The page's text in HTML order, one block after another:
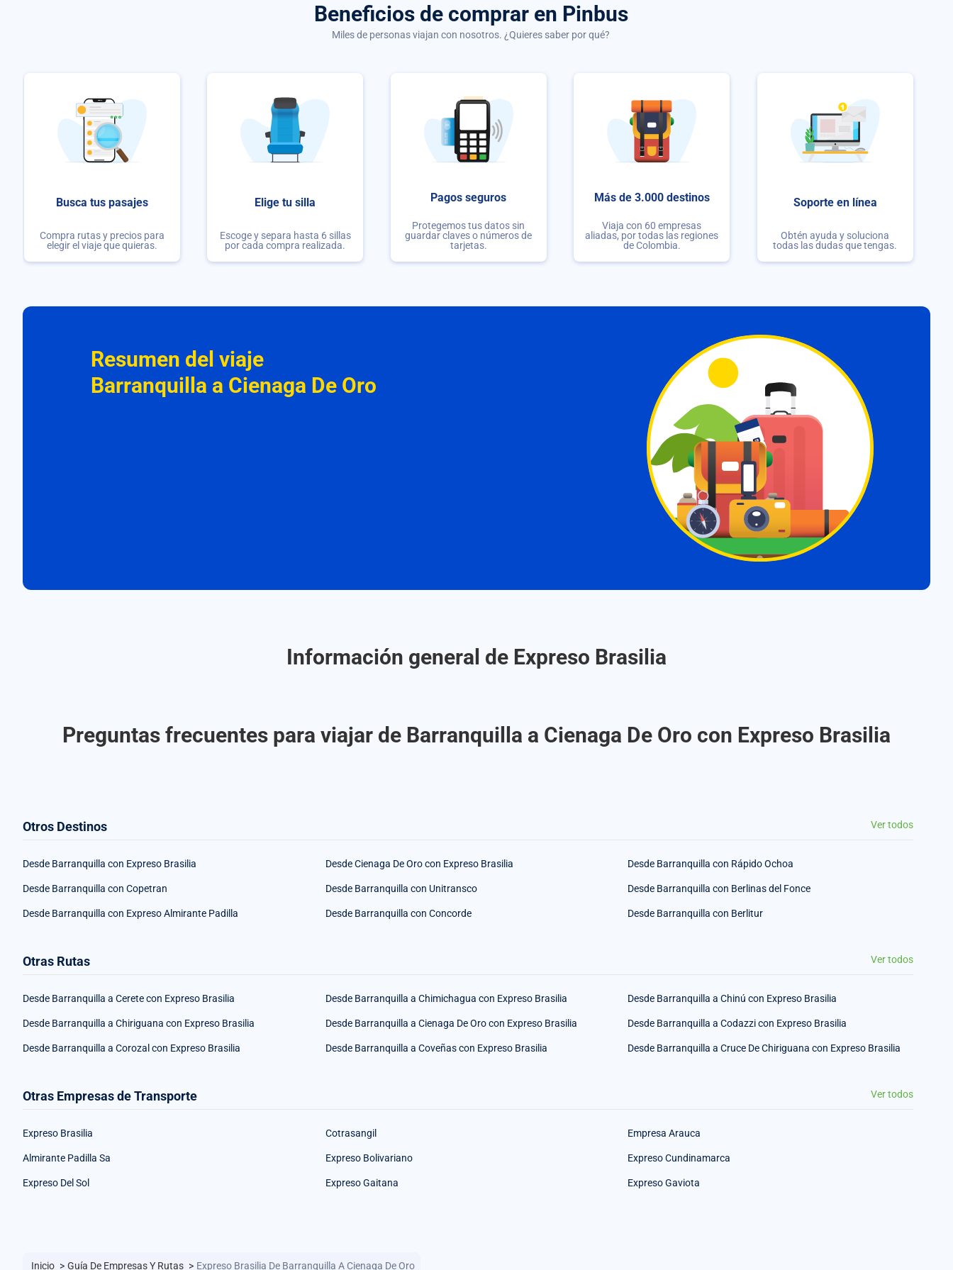
Beneficios de comprar en Pinbus
Miles de personas viajan con nosotros. ¿Quieres saber por qué?
Busca tus pasajes
Compra rutas y precios para
elegir el viaje que quieras.
Elige tu silla
Escoge y separa hasta 6 sillas
por cada compra realizada.
Pagos seguros
Protegemos tus datos sin
guardar claves o números de
tarjetas.
Más de 3.000 destinos
Viaja con 60 empresas
aliadas, por todas las regiones
de Colombia.
Soporte en línea
Obtén ayuda y soluciona
todas las dudas que tengas.
Resumen del viaje
Barranquilla a Cienaga De Oro
Información general de Expreso Brasilia
Preguntas frecuentes para viajar de Barranquilla a Cienaga De Oro con Expreso Brasilia
Otros Destinos Ver todos
Desde Barranquilla con Expreso Brasilia Desde Cienaga De Oro con Expreso Brasilia Desde Barranquilla con Rápido Ochoa
Desde Barranquilla con Copetran Desde Barranquilla con Unitransco Desde Barranquilla con Berlinas del Fonce
Desde Barranquilla con Expreso Almirante Padilla Desde Barranquilla con Concorde Desde Barranquilla con Berlitur
Otras Rutas Ver todos
Desde Barranquilla a Cerete con Expreso Brasilia Desde Barranquilla a Chimichagua con Expreso Brasilia Desde Barranquilla a Chinú con Expreso Brasilia
Desde Barranquilla a Chiriguana con Expreso Brasilia Desde Barranquilla a Cienaga De Oro con Expreso Brasilia Desde Barranquilla a Codazzi con Expreso Brasilia
Desde Barranquilla a Corozal con Expreso Brasilia Desde Barranquilla a Coveñas con Expreso Brasilia Desde Barranquilla a Cruce De Chiriguana con Expreso Brasilia
Otras Empresas de Transporte Ver todos
Expreso Brasilia Cotrasangil Empresa Arauca
Almirante Padilla Sa Expreso Bolivariano Expreso Cundinamarca
Expreso Del Sol Expreso Gaitana Expreso Gaviota
Inicio > Guía De Empresas Y Rutas > Expreso Brasilia De Barranquilla A Cienaga De Oro